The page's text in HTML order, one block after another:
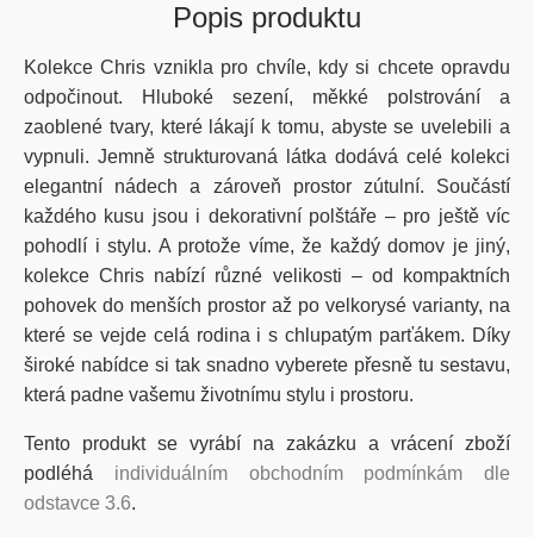
Popis produktu
Kolekce Chris vznikla pro chvíle, kdy si chcete opravdu
odpočinout.
Hluboké sezení, měkké polstrování a
zaoblené tvary, které lákají k tomu, abyste se uvelebili a
vypnuli. Jemně strukturovaná látka dodává celé kolekci
elegantní nádech a zároveň prostor zútulní. Součástí
každého kusu jsou i dekorativní polštáře – pro ještě víc
pohodlí i stylu. A protože víme, že každý domov je jiný,
kolekce Chris nabízí různé velikosti – od
kompaktních
pohovek do menších prostor až po velkorysé varianty, na
které se vejde celá rodina i s chlupatým parťákem. Díky
široké nabídce si tak snadno vyberete přesně tu sestavu,
která padne vašemu životnímu stylu i prostoru.
Tento produkt se vyrábí na zakázku a vrácení zboží
podléhá individuálním obchodním podmínkám dle
odstavce 3.6.